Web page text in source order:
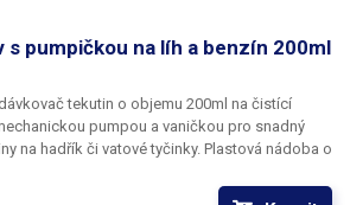
pumpičkou na líh a benzín 200ml
tekutin o objemu 200ml na čistící
pumpou a vaničkou pro snadný
či vatové tyčinky. Plastová nádoba o
a ovládá se velice jednoduše. Prstem či